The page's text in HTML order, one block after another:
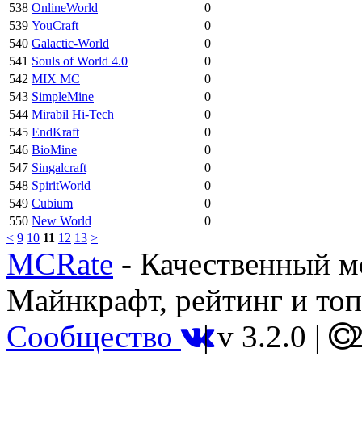
538 OnlineWorld
0
539 YouCraft
0
540 Galactic-World
0
541 Souls of World 4.0
0
542 MIX MC
0
543 SimpleMine
0
544 Mirabil Hi-Tech
0
545 EndKraft
0
546 BioMine
0
547 Singalcraft
0
548 SpiritWorld
0
549 Cubium
0
550 New World
0
< 9 10 11 12 13 >
MCRate - Качественный
Майнкрафт, рейтинг и
Сообщество |v 3.2.0 |